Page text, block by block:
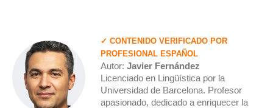
✓ CONTENIDO VERIFICADO POR
PROFESIONAL ESPAÑOL
Autor: Javier Fernández
Licenciado en Lingüística por la
Universidad de Barcelona. Profesor
apasionado, dedicado a enriquecer la